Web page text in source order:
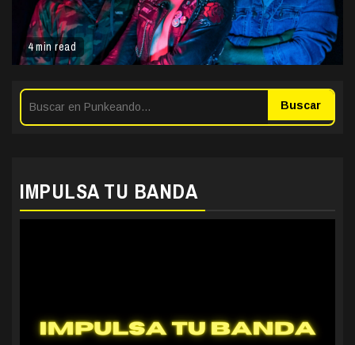
4 min read
Buscar
IMPULSA TU BANDA